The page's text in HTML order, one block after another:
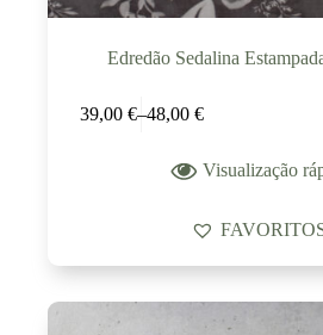
Edredão Sedalina
39,00 €–48,00 €
Visualização